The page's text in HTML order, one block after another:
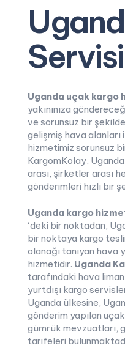
Servisi
Uganda uçak kargo
yakınınıza
ve sorunsuz bir
gelişmiş hava alanları
hizmetimiz sorunsuz
KargomKolay,
arası, şirketler arası
gönderimleri hızlı bir
Uganda kargo
‘deki bir noktadan,
bir noktaya kargo
olanağı tanıyan hava
hizmetidir. Uganda
tarafındaki hava
yurtdışı kargo
Uganda ülkesine,
gönderim yapılan
gümrük mevzuatları,
tarifeleri